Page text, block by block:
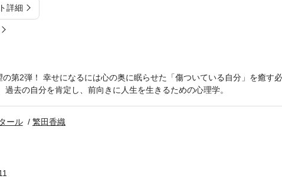
詳細
第2弾！ 幸せになるには心の奥に眠らせた「傷ついている自分」を癒す
過去の自分を肯定し、前向きに人生を生きるための心理学。
ール
繁田香織